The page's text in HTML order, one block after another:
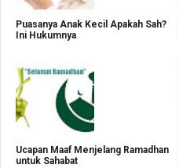
Puasanya Anak Kecil Apakah Sah?
Ini Hukumnya
Ucapan Maaf Menjelang Ramadhan
untuk Sahabat